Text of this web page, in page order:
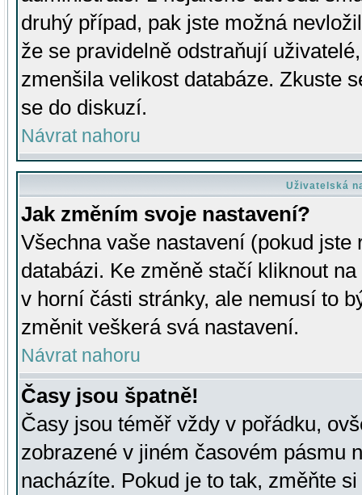
druhý případ, pak jste možná
že se pravidelně odstraňují
zmenšila velikost databáze. Zkuste
se do diskuzí.
Návrat nahoru
Uživatelská
Jak změním svoje nastavení?
Všechna vaše nastavení (pokud
databázi. Ke změně stačí kliknout
v horní části stránky, ale nemusí to
změnit veškerá svá nastavení.
Návrat nahoru
Časy jsou špatně!
Časy jsou téměř vždy v pořádku,
zobrazené v jiném časovém pásmu
nacházíte. Pokud je to tak, změňte